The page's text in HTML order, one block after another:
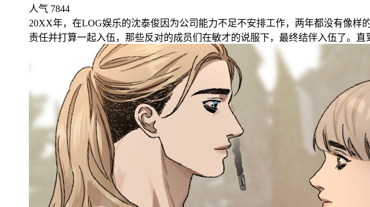
人气 7844
20XX年，在LOG娱乐的沈泰俊因为公司能力不足不安排工作，两年都没有像
责任并打算一起入伍，那些反对的成员们在敏才的说服下，最终结伴入伍了。直